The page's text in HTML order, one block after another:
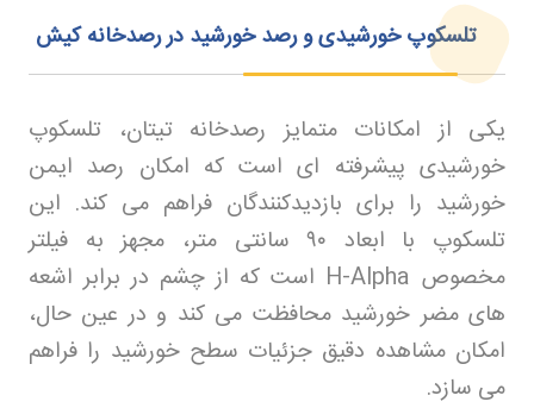
تلسکوپ خورشیدی و رصد خورشید در رصدخانه کیش
یکی از امکانات متمایز رصدخانه تیتان، تلسکوپ
خورشیدی پیشرفته‌ ای است که امکان رصد ایمن
خورشید را برای بازدیدکنندگان فراهم می‌ کند. این
تلسکوپ با ابعاد ۹۰سانتی‌ متر، مجهز به فیلتر
مخصوص
است که از چشم در برابر اشعه‌
های مضر خورشید محافظت می‌ کند و در عین حال،
امکان مشاهده دقیق جزئیات سطح خورشید را فراهم
می‌ سازد.